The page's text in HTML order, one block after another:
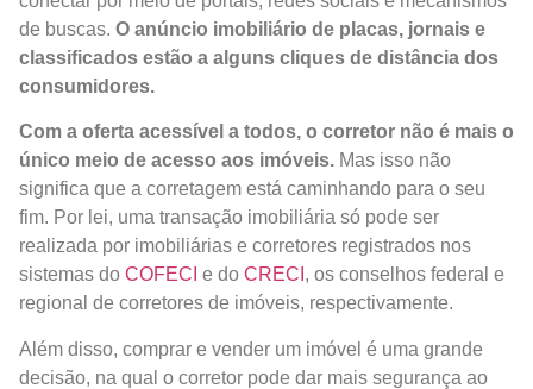
de buscas. O anúncio imobiliário de placas, jornais e
classificados estão a alguns cliques de distância dos
consumidores.
Com a oferta acessível a todos, o corretor não é mais o
único meio de acesso aos imóveis. Mas isso não
significa que a corretagem está caminhando para o seu
fim. Por lei, uma transação imobiliária só pode ser
realizada por imobiliárias e corretores registrados nos
sistemas do COFECI e do CRECI , os conselhos federal e
regional de corretores de imóveis, respectivamente.
Além disso, comprar e vender um imóvel é uma grande
decisão, na qual o corretor pode dar mais segurança ao